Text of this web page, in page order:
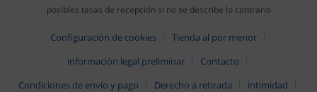
posibles tasas de recepción si no se describe lo contrario
Configuración de cookies
Tienda al por menor
información legal preliminar
Contacto
Condiciones de envío y pago
Derecho a retirada
intimidad